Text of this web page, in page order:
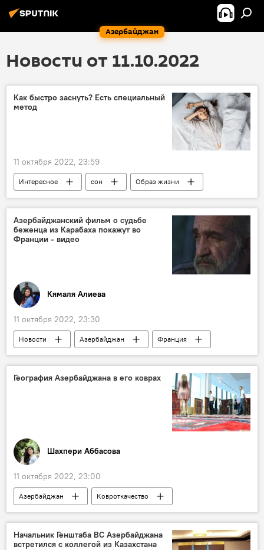
Азербайджан
Новости от 11.10.2022
Как быстро заснуть? Есть специальный
метод
11 октября 2022, 23:59
Интересное сон
Образ жизни
Здоровье
Азербайджанский фильм о судьбе
беженца из Карабаха покажут во
Франции - видео
Кямаля Алиева
11 октября 2022, 23:30
Новости Азербайджан
Франция
кинематография
Карабах
География Азербайджана в его коврах
Шахпери Аббасова
11 октября 2022, 23:00
Азербайджан
Ковроткачество
Ковроделие
Новости Интересное
Начальник Генштаба ВС Азербайджана
встретился с коллегой из Казахстана